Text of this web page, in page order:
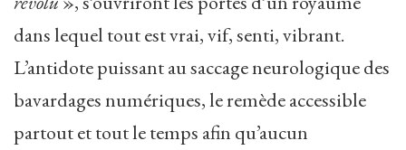
dans lequel tout est vrai, vif, senti, vibrant.
L’antidote puissant au saccage neurologique des
bavardages numériques, le remède accessible
partout et tout le temps afin qu’aucun